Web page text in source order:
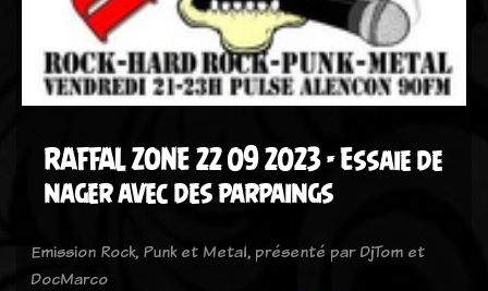
RAFFAL ZONE 22 09 2023 - Essaie de
nager avec des parpaings
Emission Rock, Punk et Metal, présenté par DjTom et
DocMarco